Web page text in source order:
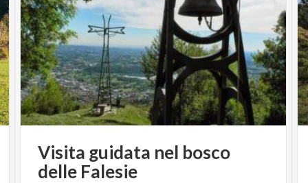
Visita guidata nel bosco
delle Falesie